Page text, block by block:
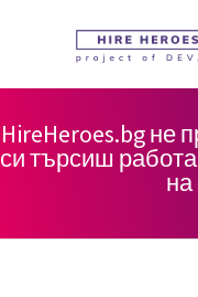
HireHeroes.bg не
си търсиш